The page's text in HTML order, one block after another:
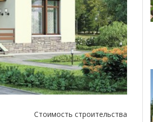
Стоимость строительства